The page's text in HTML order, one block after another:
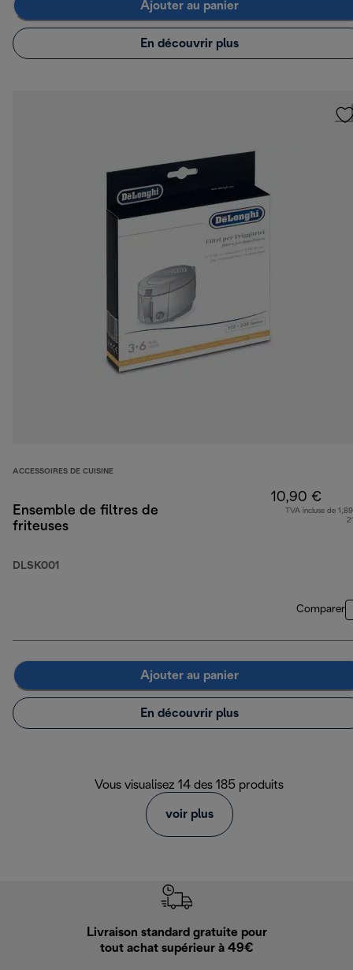
Ajouter au panier
En découvrir plus
ACCESSOIRES DE CUISINE
Ensemble de filtres de
friteuses
DLSK001
10,90 €
TVA incluse de
Comparer
Ajouter au panier
En découvrir plus
Vous visualisez 14 des 185 produits
voir plus
Livraison standard gratuite pour
tout achat supérieur à 49€